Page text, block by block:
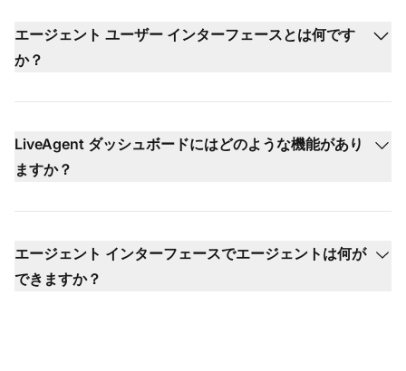
エージェント ユーザー インターフェースとは何です
か？
LiveAgent ダッシュボードにはどのような機能があり
ますか？
エージェント インターフェースでエージェントは何が
できますか？